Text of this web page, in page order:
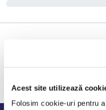
Acest site utilizează
Folosim cookie-uri pentru